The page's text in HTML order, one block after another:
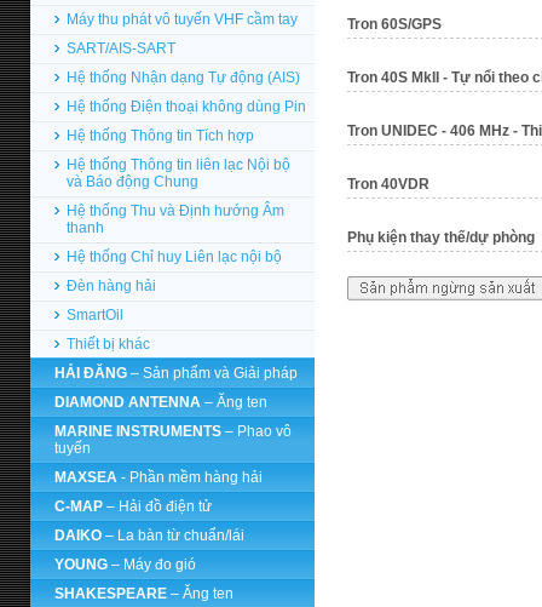
Máy thu phát vô tuyến VHF cầm tay
SART/AIS-SART
Hệ thống Nhận dạng Tự động (AIS)
Hệ thống Điện thoại không dùng Pin
Hệ thống Thông tin Tích hợp
Hệ thống Thông tin liên lạc Nội bộ
và Báo động Chung
Hệ thống Thu và Định hướng Âm
thanh
Hệ thống Chỉ huy Liên lạc nội bộ
Đèn hàng hải
SmartOil
Thiết bị khác
HẢI ĐĂNG – Sản phẩm và Giải pháp
DIAMOND ANTENNA – Ăng ten
MARINE INSTRUMENTS – Phao vô
tuyến
MAXSEA - Phần mềm hàng hải
C-MAP – Hải đồ điện tử
DAIKO – La bàn từ chuẩn/lái
YOUNG – Máy đo gió
SHAKESPEARE – Ăng ten
Tron 60S/GPS
Tron 40S MkII - Tự nổi theo
Tron UNIDEC - 406 MHz -
Tron 40VDR
Phụ kiện thay thế/dự phòng